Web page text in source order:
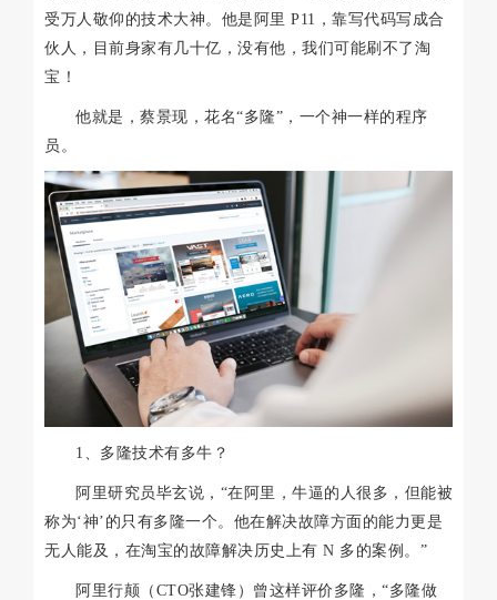
受万人敬仰的技术大神。他是阿里 P11，靠写代码写成合
伙人，目前身家有几十亿，没有他，我们可能刷不了淘
宝！
他就是，蔡景现，花名“多隆”，一个神一样的程序
员。
1、多隆技术有多牛？
阿里研究员毕玄说，“在阿里，牛逼的人很多，但能被
称为‘神’的只有多隆一个。他在解决故障方面的能力更是
无人能及，在淘宝的故障解决历史上有 N 多的案例。”
阿里行颠（CTO张建锋）曾这样评价多隆，“多隆做